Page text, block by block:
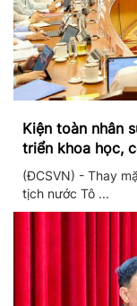
Kiện toàn nhân
triển khoa học,
chuyển đổi số
(ĐCSVN) - Thay
tịch nước Tô ...